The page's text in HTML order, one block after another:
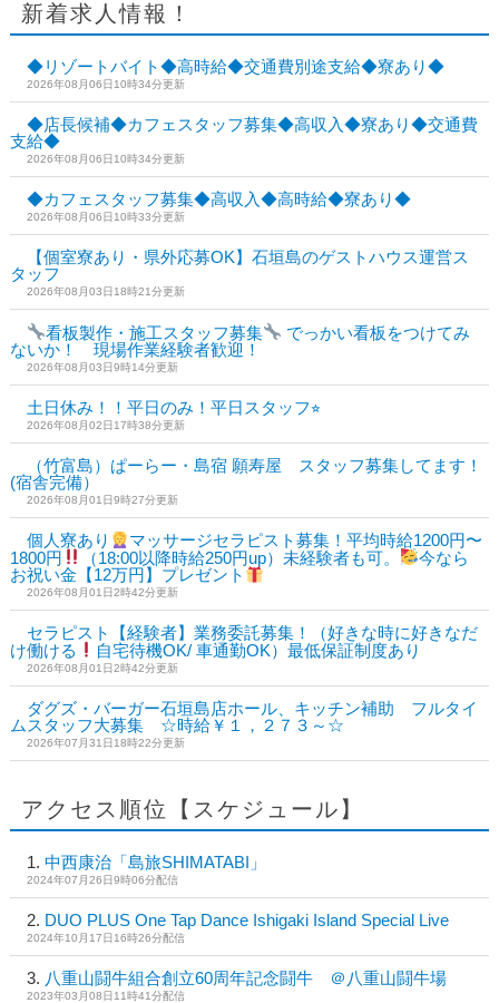
新着求人情報！
◆リゾートバイト◆高時給◆交通費別途支給◆寮あり◆
2026年08月06日10時34分更新
◆店長候補◆カフェスタッフ募集◆高収入◆寮あり◆交通費
支給◆
2026年08月06日10時34分更新
◆カフェスタッフ募集◆高収入◆高時給◆寮あり◆
2026年08月06日10時33分更新
【個室寮あり・県外応募OK】石垣島のゲストハウス運営ス
タッフ
2026年08月03日18時21分更新
看板製作・施工スタッフ募集
でっかい看板をつけてみ
ないか！ 現場作業経験者歓迎！
2026年08月03日9時14分更新
土日休み！！平日のみ！平日スタッフ⭐︎
2026年08月02日17時38分更新
（竹富島）ぱーらー・島宿 願寿屋 スタッフ募集してます！
(宿舎完備）
2026年08月01日9時27分更新
個人寮あり
マッサージセラピスト募集！平均時給1200円〜
1800円
（18:00以降時給250円up）未経験者も可。
今なら
お祝い金【12万円】プレゼント
2026年08月01日2時42分更新
セラピスト【経験者】業務委託募集！（好きな時に好きなだ
け働ける
自宅待機OK/ 車通勤OK）最低保証制度あり
2026年08月01日2時42分更新
ダグズ・バーガー石垣島店ホール、キッチン補助 フルタイ
ムスタッフ大募集 ☆時給￥１，２７３～☆
2026年07月31日18時22分更新
アクセス順位【スケジュール】
中西康治「島旅SHIMATABI」
2024年07月26日9時06分配信
DUO PLUS One Tap Dance Ishigaki Island Special Live
2024年10月17日16時26分配信
八重山闘牛組合創立60周年記念闘牛 ＠八重山闘牛場
2023年03月08日11時41分配信